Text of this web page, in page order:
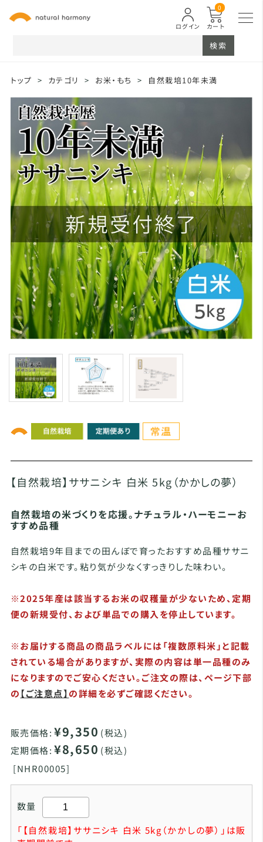
カート
0
ログイン
検索
トップ > カテゴリ > お米・もち > 自然栽培10年未満
【自然栽培】ササニシキ 白米 5kg（かかしの夢）
自然栽培の米づくりを応援。ナチュラル・ハーモニーお
すすめ品種
自然栽培9年目までの田んぼで育ったおすすめ品種ササニ
シキの白米です。粘り気が少なくすっきりした味わい。
※2025年産は該当するお米の収穫量が少ないため、定期
便の新規受付、および単品での購入を停止しています。
※お届けする商品の商品ラベルには「複数原料米」と記載
されている場合がありますが、実際の内容は単一品種のみ
になりますのでご安心ください。ご注文の際は、ページ下部
の 【ご注意点】 の詳細を必ずご確認ください。
販売価格: ¥9,350 (税込)
定期価格: ¥8,650 (税込)
[NHR00005]
数量
「【自然栽培】ササニシキ 白米 5kg（かかしの夢）」は販